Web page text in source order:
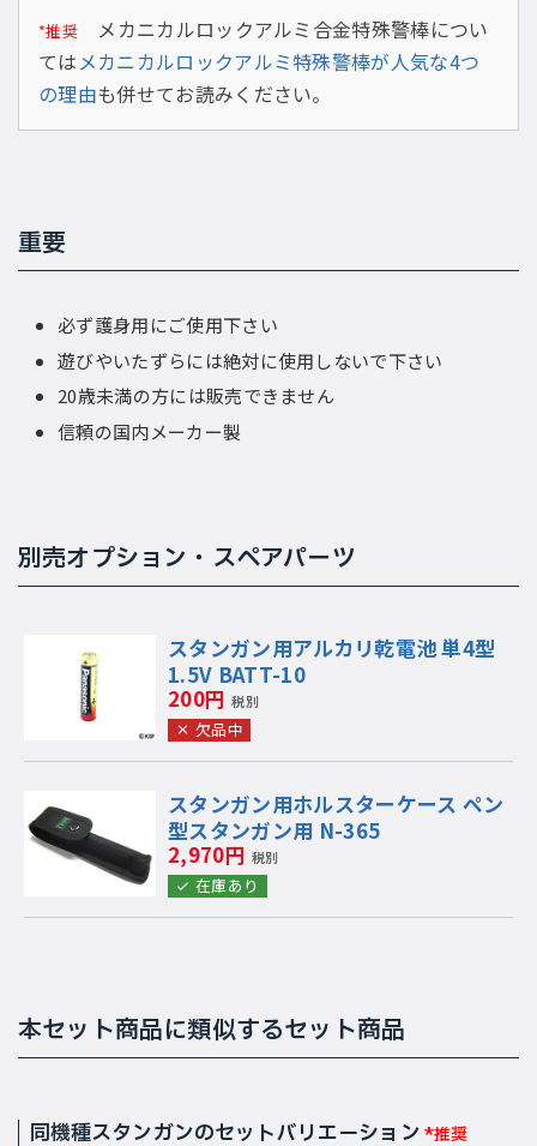
*推奨メカニカルロックアルミ合金特殊警棒につい
てはメカニカルロックアルミ特殊警棒が人気な4つ
の理由も併せてお読みください。
重要
必ず護身用にご使用下さい
遊びやいたずらには絶対に使用しないで下さい
20歳未満の方には販売できません
信頼の国内メーカー製
別売オプション・スペアパーツ
スタンガン用アルカリ乾電池 単4型
1.5V BATT-10
200円 税別
欠品中
スタンガン用ホルスターケース ペン
型スタンガン用 N-365
2,970円 税別
在庫あり
本セット商品に類似するセット商品
同機種スタンガンのセットバリエーション *推奨